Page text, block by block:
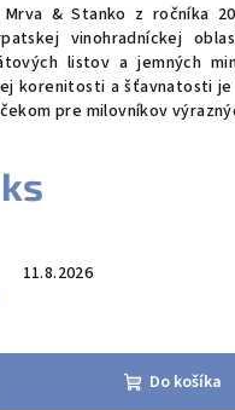
& Stanko z ročníka
vinohradníckej
listov a jemných
korenitosti a šťavnatosti
pre milovníkov
11.8.2026
Do košíka